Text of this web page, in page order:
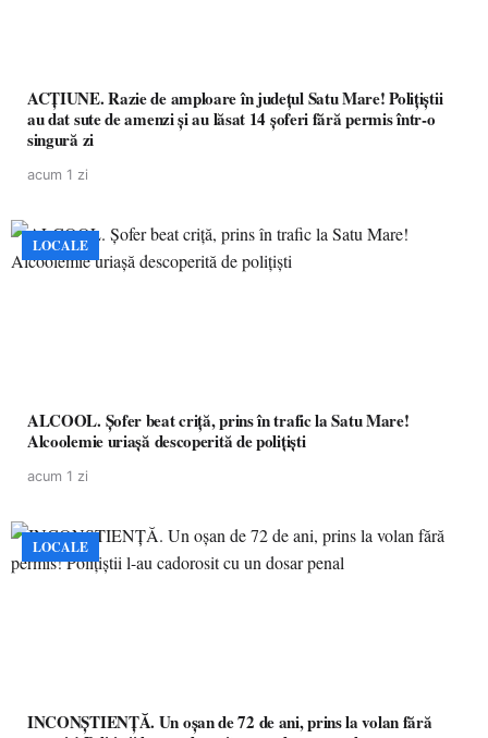
ACȚIUNE. Razie de amploare în județul Satu Mare! Polițiștii
au dat sute de amenzi și au lăsat 14 șoferi fără permis într-o
singură zi
acum 1 zi
LOCALE
ALCOOL. Șofer beat criță, prins în trafic la Satu Mare!
Alcoolemie uriașă descoperită de polițiști
acum 1 zi
LOCALE
INCONȘTIENȚĂ. Un oșan de 72 de ani, prins la volan fără